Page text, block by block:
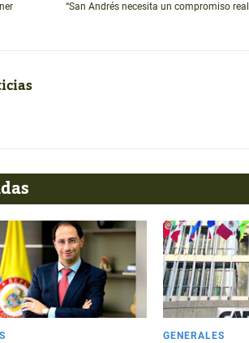
“San Andrés necesita un compromiso
GENERALES